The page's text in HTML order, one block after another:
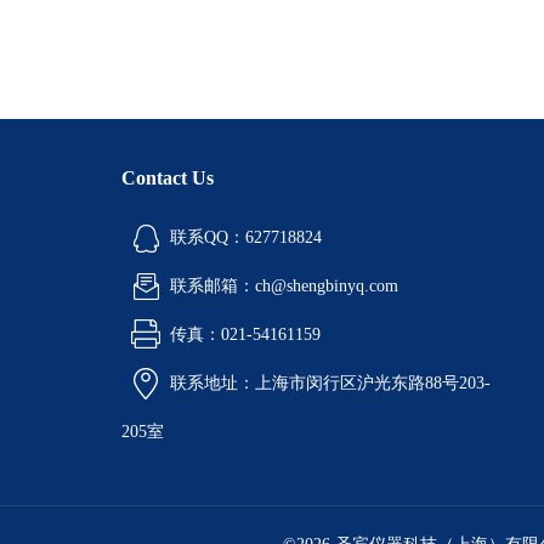
Contact Us
联系QQ：627718824
联系邮箱：ch@shengbinyq.com
传真：021-54161159
联系地址：上海市闵行区沪光东路88号203-
205室